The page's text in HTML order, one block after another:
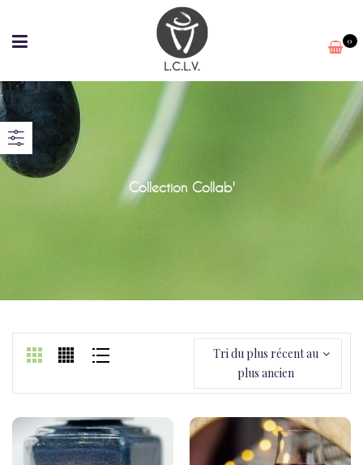
0
Collection Collab'
Tri du plus récent au
plus ancien